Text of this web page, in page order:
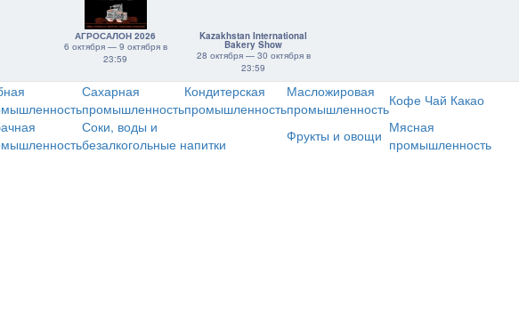
АГРОСАЛОН 2026
6 октября — 9 октября в
23:59
Kazakhstan International
Bakery Show
28 октября — 30 октября в
23:59
Сахарная
промышленность
Кондитерская
промышленность
Масложировая
промышленностьКофе Чай Какао
Соки, воды и
безалкогольные напитки
Фрукты и овощи Мясная
промышленность